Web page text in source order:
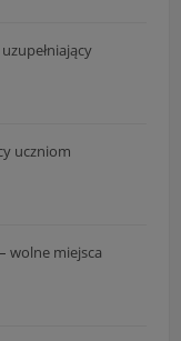
uczniom
wolne miejsca